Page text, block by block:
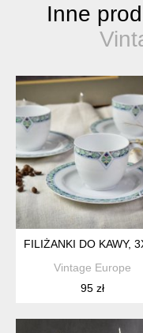
Inne
FILIŻANKI DO KAWY,
Vintage Europe
95 zł